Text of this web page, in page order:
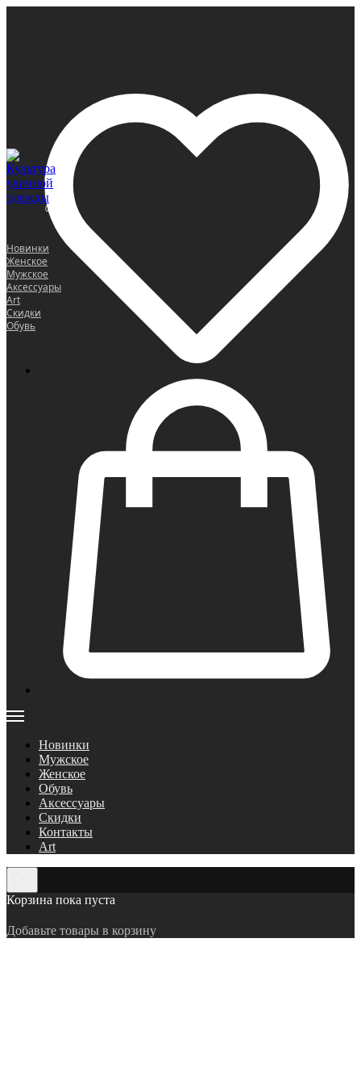
0
Новинки
Женское
Мужское
Аксессуары
Art
Скидки
Обувь
Новинки
Мужское
Женское
Обувь
Аксессуары
Скидки
Контакты
Art
Корзина пока пуста
Добавьте товары в корзину